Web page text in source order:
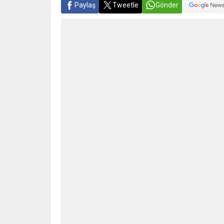
Paylaş Tweetle Gönder